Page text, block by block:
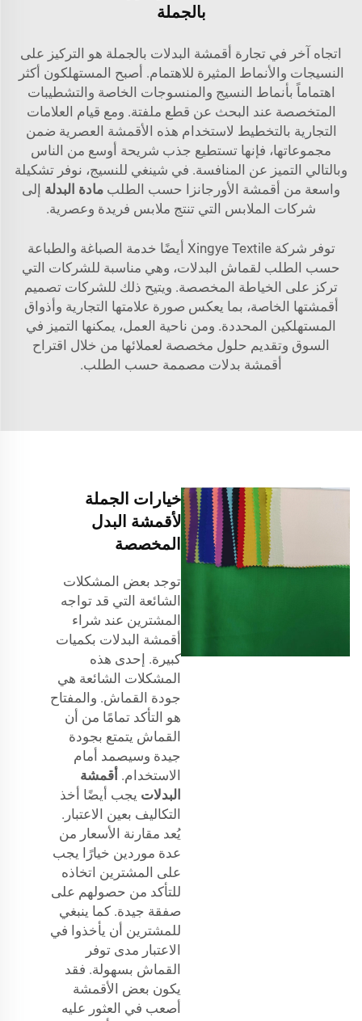
بالجملة
اتجاه آخر في تجارة أقمشة البدلات بالجملة هو التركيز على
النسيجات والأنماط المثيرة للاهتمام. أصبح المستهلكون أكثر
اهتماماً بأنماط النسيج والمنسوجات الخاصة والتشطيبات
المتخصصة عند البحث عن قطع ملفتة. ومع قيام العلامات
التجارية بالتخطيط لاستخدام هذه الأقمشة العصرية ضمن
مجموعاتها، فإنها تستطيع جذب شريحة أوسع من الناس
وبالتالي التميز عن المنافسة. في شينغي للنسيج، نوفر تشكيلة
واسعة من أقمشة الأورجانزا حسب الطلب مادة البدلة إلى
شركات الملابس التي تنتج ملابس فريدة وعصرية.
توفر شركة Xingye Textile أيضًا خدمة الصباغة والطباعة
حسب الطلب لقماش البدلات، وهي مناسبة للشركات التي
تركز على الخياطة المخصصة. ويتيح ذلك للشركات تصميم
أقمشتها الخاصة، بما يعكس صورة علامتها التجارية وأذواق
المستهلكين المحددة. ومن ناحية العمل، يمكنها التميز في
السوق وتقديم حلول مخصصة لعملائها من خلال اقتراح
أقمشة بدلات مصممة حسب الطلب.
خيارات الجملة
لأقمشة البدل
المخصصة
توجد بعض المشكلات
الشائعة التي قد تواجه
المشترين عند شراء
أقمشة البدلات بكميات
كبيرة. إحدى هذه
المشكلات الشائعة هي
جودة القماش. والمفتاح
هو التأكد تمامًا من أن
القماش يتمتع بجودة
جيدة وسيصمد أمام
الاستخدام. أقمشة
البدلات يجب أيضًا أخذ
التكاليف بعين الاعتبار.
يُعد مقارنة الأسعار من
عدة موردين خيارًا يجب
على المشترين اتخاذه
للتأكد من حصولهم على
صفقة جيدة. كما ينبغي
للمشترين أن يأخذوا في
الاعتبار مدى توفر
القماش بسهولة. فقد
يكون بعض الأقمشة
أصعب في العثور عليه